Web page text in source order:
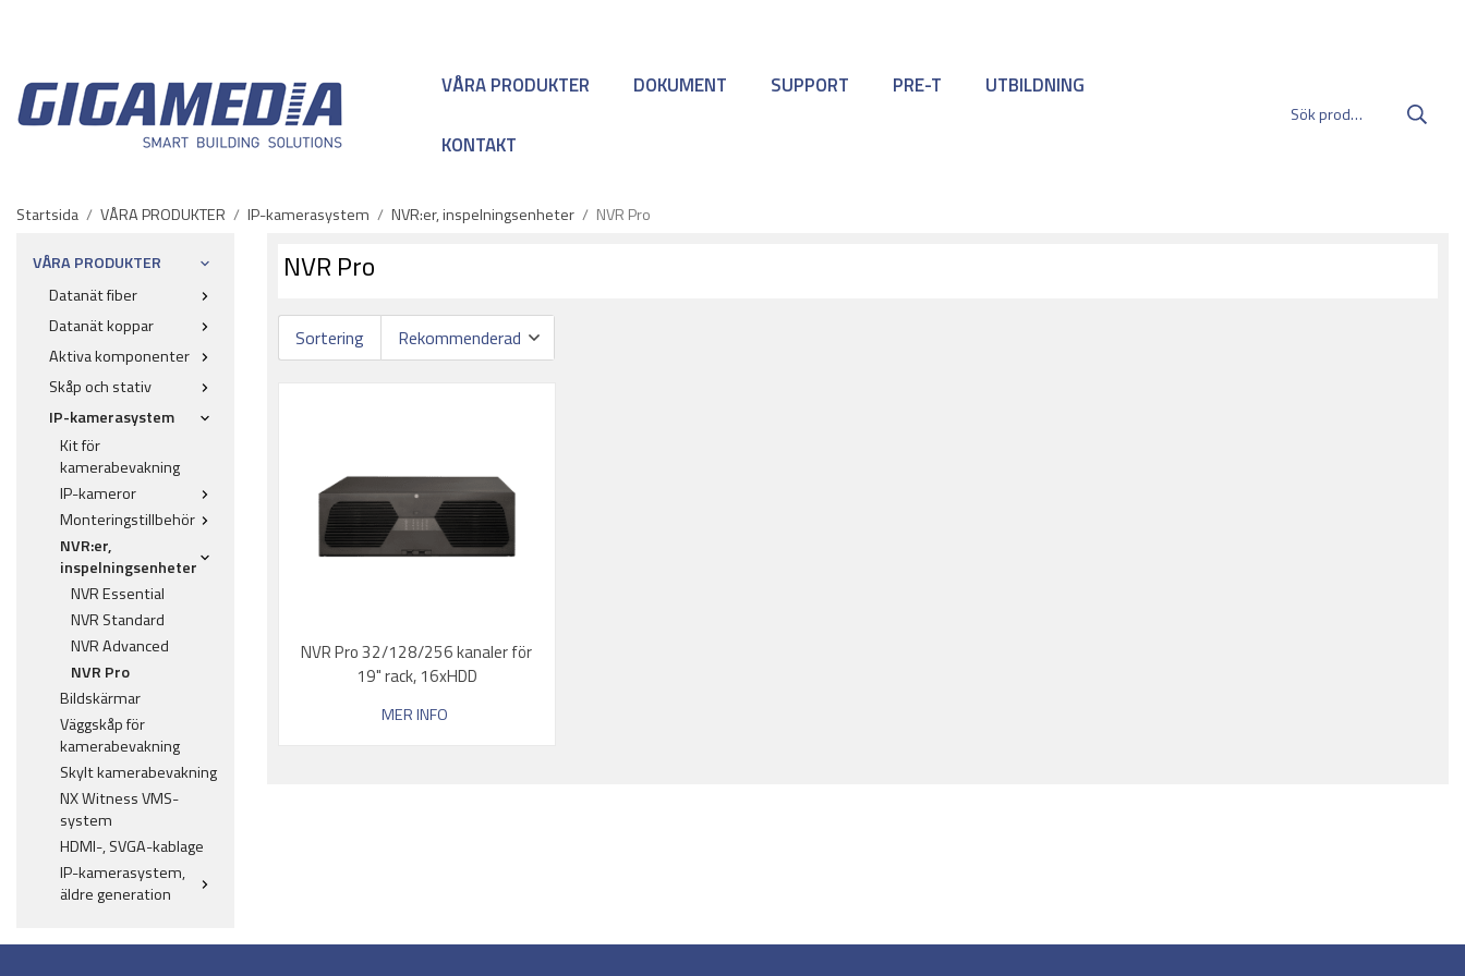
VÅRA PRODUKTER DOKUMENT SUPPORT PRE-T UTBILDNING
KONTAKT
Startsida / VÅRA PRODUKTER / IP-kamerasystem / NVR:er, inspelningsenheter / NVR Pro
VÅRA PRODUKTER
Datanät fiber
Datanät koppar
Aktiva komponenter
Skåp och stativ
IP-kamerasystem
Kit för
kamerabevakning
IP-kameror
Monteringstillbehör
NVR:er,
inspelningsenheter
NVR Essential
NVR Standard
NVR Advanced
NVR Pro
Bildskärmar
Väggskåp för
kamerabevakning
Skylt kamerabevakning
NX Witness VMS-
system
HDMI-, SVGA-kablage
IP-kamerasystem,
äldre generation
NVR Pro
Sortering
NVR Pro 32/128/256 kanaler för
19" rack, 16xHDD
MER INFO